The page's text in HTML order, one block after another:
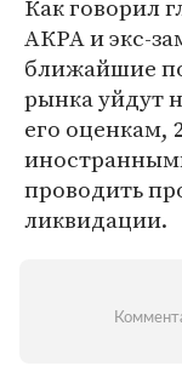
Как говорил
АКРА и экс-
ближайшие
рынка уйдут
его оценкам,
проводить
ликвидации.